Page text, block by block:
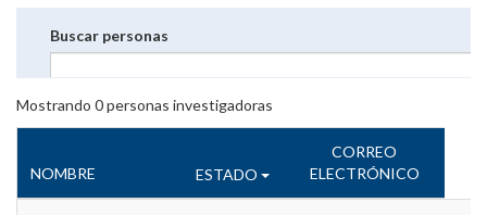
Buscar personas
Mostrando 0personas investigadoras
NOMBRE ESTADO
CORREO
ELECTRÓNICO